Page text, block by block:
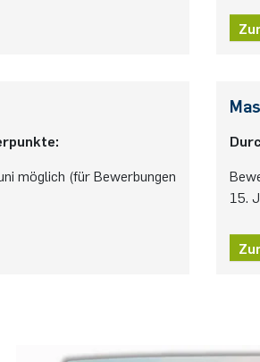
möglich (für Bewerbungen
15.